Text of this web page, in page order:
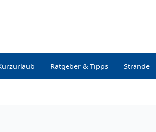
Ratgeber & Tipps Strände